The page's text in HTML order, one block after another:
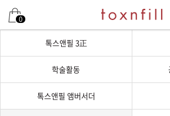
0
톡스앤필 3正
학술활동
톡스앤필 앰버서더